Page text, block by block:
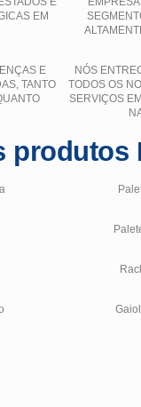
EM
E
TANTO
NÓS
TODOS OS
SERVIÇOS
produtos